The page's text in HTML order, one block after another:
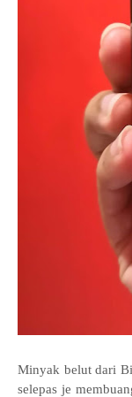
Minyak belut dari
selepas je